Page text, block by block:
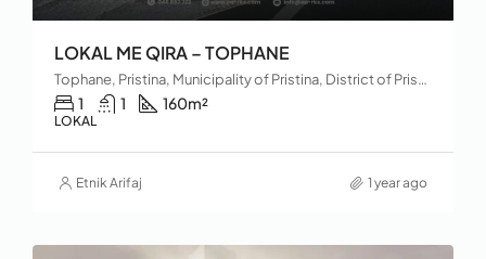
LOKAL ME QIRA – TOPHANE
Tophane, Pristina, Municipality of Pristina, District of Prishtina, Kosovo
1 1 160m²
LOKAL
Etnik Arifaj 1 year ago